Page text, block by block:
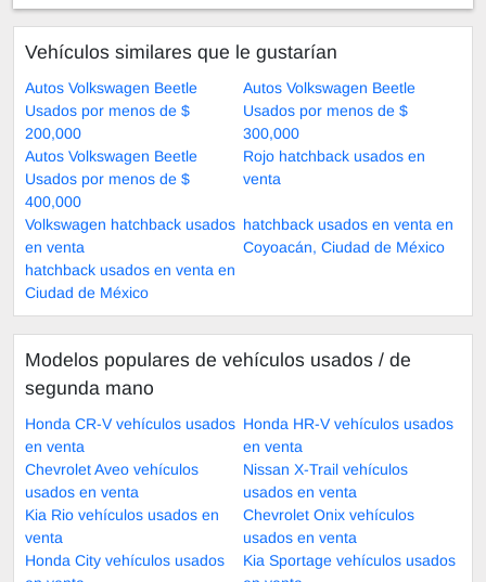
Vehículos similares que le gustarían
Autos Volkswagen Beetle
Usados por menos de $
200,000
Autos Volkswagen Beetle
Usados por menos de $
300,000
Autos Volkswagen Beetle
Usados por menos de $
400,000
Rojo hatchback usados en
venta
Volkswagen hatchback usados
en venta
hatchback usados en venta en
Coyoacán, Ciudad de México
hatchback usados en venta en
Ciudad de México
Modelos populares de vehículos usados ​​/ de
segunda mano
Honda CR-V vehículos usados
en venta
Honda HR-V vehículos usados
en venta
Chevrolet Aveo vehículos
usados en venta
Nissan X-Trail vehículos
usados en venta
Kia Rio vehículos usados en
venta
Chevrolet Onix vehículos
usados en venta
Honda City vehículos usados
Kia Sportage vehículos usados